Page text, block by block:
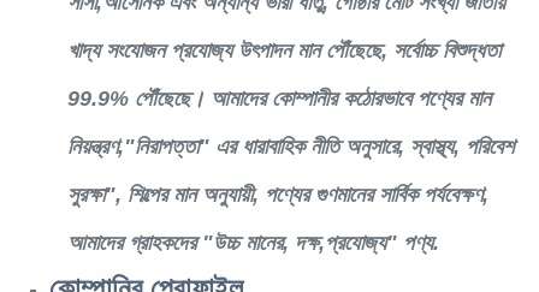
খাদ্য সংযোজন প্রযোজ্য উৎপাদন মান পৌঁছেছে, সর্বোচ্চ বিশুদ্ধতা
99.9% পৌঁছেছে। আমাদের কোম্পানীর কঠোরভাবে পণ্যের মান
নিয়ন্ত্রণ,"নিরাপত্তা" এর ধারাবাহিক নীতি অনুসারে, স্বাস্থ্য, পরিবেশ
সুরক্ষা", শিল্পের মান অনুযায়ী, পণ্যের গুণমানের সার্বিক পর্যবেক্ষণ,
আমাদের গ্রাহকদের "উচ্চ মানের, দক্ষ,প্রযোজ্য" পণ্য.